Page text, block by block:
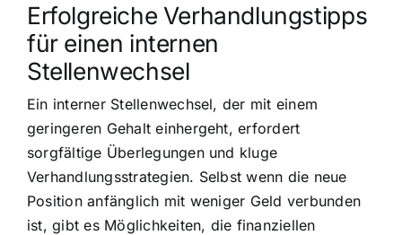
Erfolgreiche Verhandlungstipps
für einen internen
Stellenwechsel
Ein interner Stellenwechsel, der mit einem
geringeren Gehalt einhergeht, erfordert
sorgfältige Überlegungen und kluge
Verhandlungsstrategien. Selbst wenn die neue
Position anfänglich mit weniger Geld verbunden
ist, gibt es Möglichkeiten, die finanziellen